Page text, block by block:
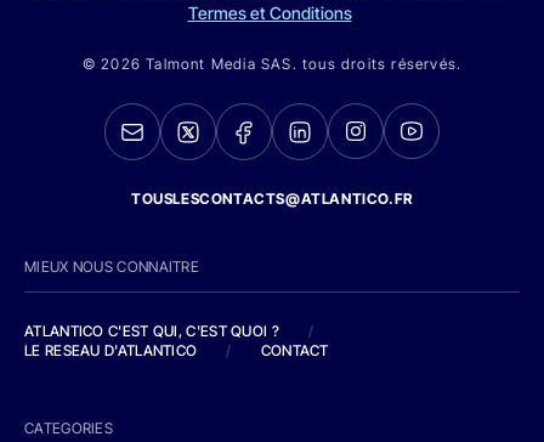
Termes et Conditions
© 2026 Talmont Media SAS. tous droits réservés.
TOUSLESCONTACTS@ATLANTICO.FR
MIEUX NOUS CONNAITRE
ATLANTICO C'EST QUI, C'EST QUOI ?
/
LE RESEAU D'ATLANTICO
/ CONTACT
CATEGORIES